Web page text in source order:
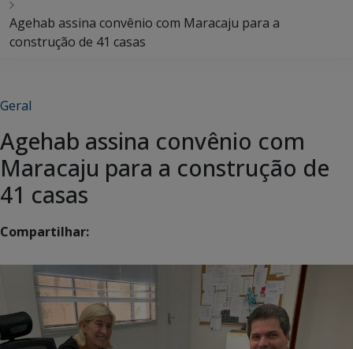
Agehab assina convênio com Maracaju para a
construção de 41 casas
Geral
Agehab assina convênio com
Maracaju para a construção de
41 casas
Compartilhar: